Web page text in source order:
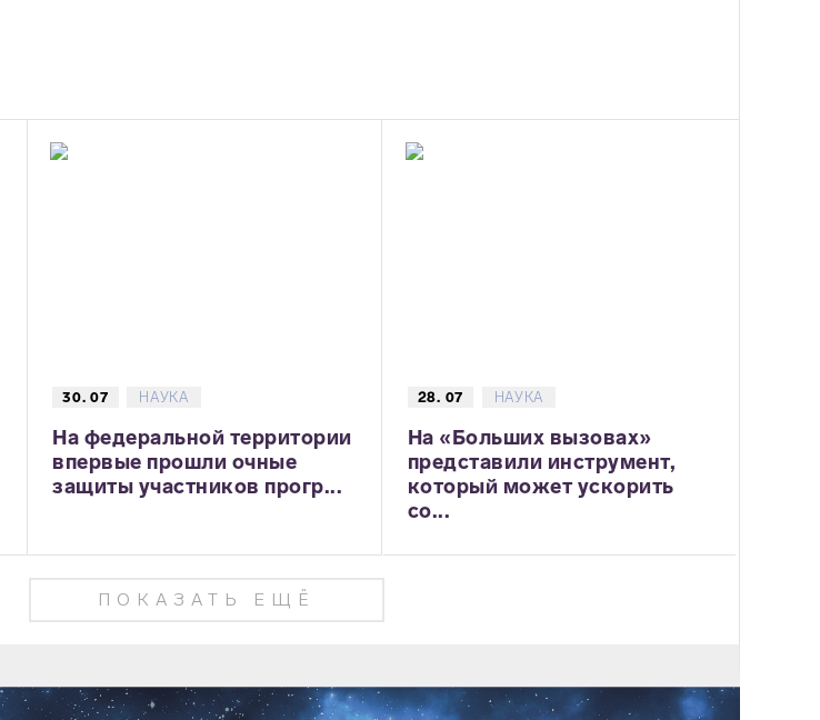
30. 07 НАУКА
На федеральной территории
впервые прошли очные
защиты участников прогр...
28. 07 НАУКА
На «Больших вызовах»
представили инструмент,
который может ускорить
со...
ПОКАЗАТЬ ЕЩЁ